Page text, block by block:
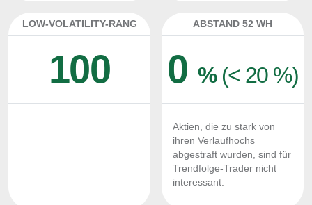
LOW-VOLATILITY-RANG
100
ABSTAND 52 WH
0 % (< 20 %)
Aktien, die zu stark von
ihren Verlaufhochs
abgestraft wurden, sind für
Trendfolge-Trader nicht
interessant.